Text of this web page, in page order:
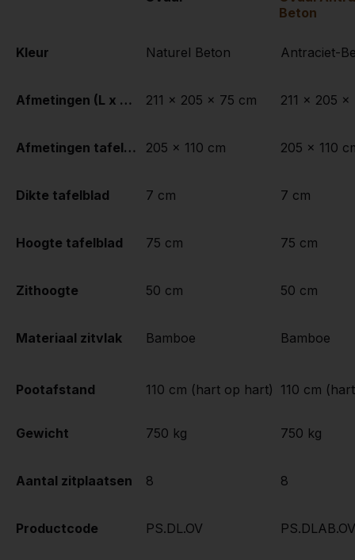
Beton
Kleur
Afmetingen (L x B x H)
Afmetingen tafelblad (L x B)
Dikte tafelblad
Hoogte tafelblad
Zithoogte
Materiaal zitvlak
Pootafstand
Gewicht
Aantal zitplaatsen
Productcode
Naturel Beton
211 x 205 x 75 cm
205 x 110 cm
7 cm
75 cm
50 cm
Bamboe
110 cm (hart op hart)
750 kg
8
PS.DL.OV
Antraciet-
211 x 205 x
205 x 110
7 cm
75 cm
50 cm
Bamboe
110 cm
750 kg
8
PS.DLAB.OV